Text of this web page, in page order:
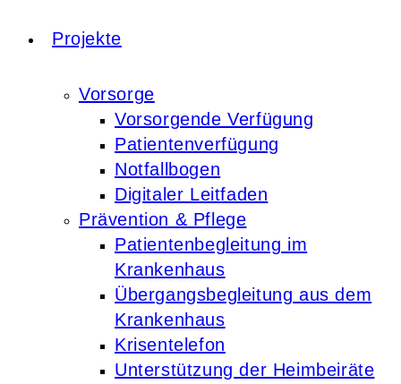
Projekte
Vorsorge
Vorsorgende Verfügung
Patientenverfügung
Notfallbogen
Digitaler Leitfaden
Prävention & Pflege
Patientenbegleitung im
Krankenhaus
Übergangsbegleitung aus dem
Krankenhaus
Krisentelefon
Unterstützung der Heimbeiräte